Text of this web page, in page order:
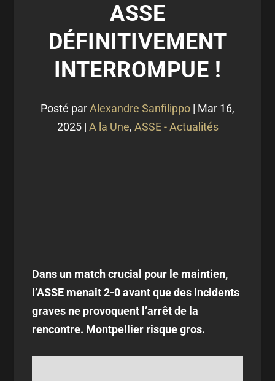
ASSE
DÉFINITIVEMENT
INTERROMPUE !
Posté parAlexandre Sanfilippo | Mar 16,
2025| A la Une, ASSE - Actualités
Dans un match crucial pour le maintien,
l’ASSE menait 2-0 avant que des incidents
graves ne provoquent l’arrêt de la
rencontre. Montpellier risque gros.